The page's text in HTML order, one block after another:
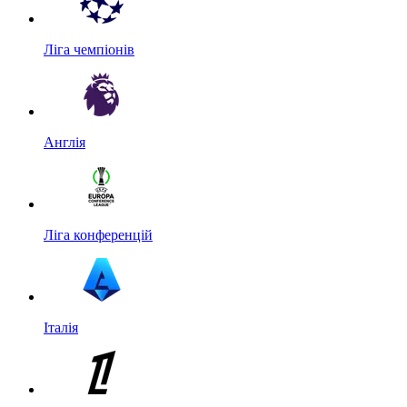
Ліга чемпіонів
Англія
Ліга конференцій
Італія